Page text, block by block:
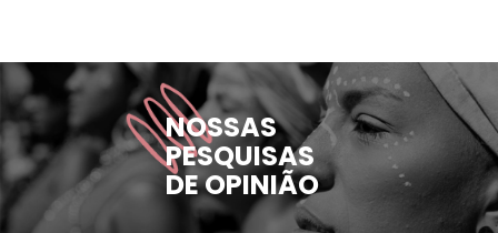
NOSSAS
PESQUISAS
DE OPINIÃO